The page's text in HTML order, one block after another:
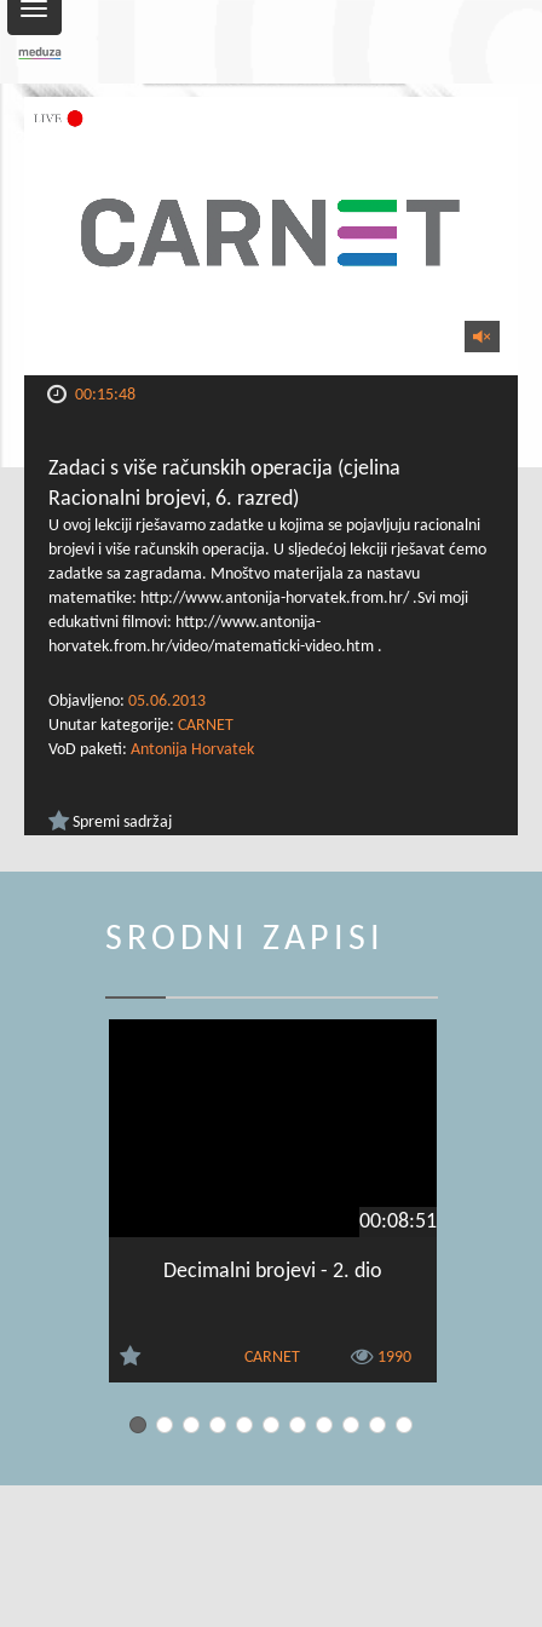
Toggle
navigation
00:15:48
Zadaci s više računskih operacija (cjelina
Racionalni brojevi, 6. razred)
U ovoj lekciji rješavamo zadatke u kojima se pojavljuju racionalni
brojevi i više računskih operacija. U sljedećoj lekciji rješavat ćemo
zadatke sa zagradama. Mnoštvo materijala za nastavu
matematike: http://www.antonija-horvatek.from.hr/ .Svi moji
edukativni filmovi: http://www.antonija-
horvatek.from.hr/video/matematicki-video.htm .
Objavljeno: 05.06.2013
Unutar kategorije: CARNET
VoD paketi: Antonija Horvatek
Spremi sadržaj
SRODNI ZAPISI
00:08:51
Decimalni brojevi - 2. dio
CARNET 1990